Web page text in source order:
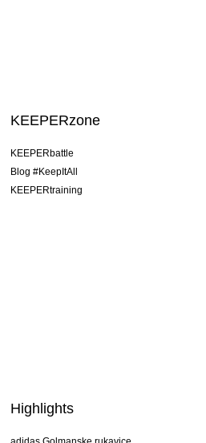
KEEPERzone
KEEPERbattle
Blog #KeepItAll
KEEPERtraining
Highlights